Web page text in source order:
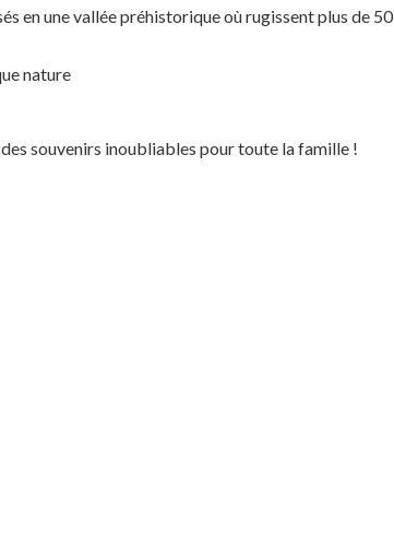
en une vallée préhistorique où rugissent plus de 50
nature
souvenirs inoubliables pour toute la famille !